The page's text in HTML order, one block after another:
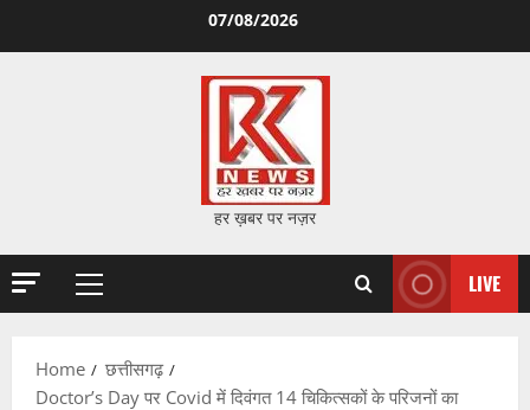
07/08/2026
हर ख़बर पर नज़र
Primary
LIVE
Home
छत्तीसगढ़
Doctor’s Day पर Covid में दिवंगत 14 चिकित्सकों के परिजनों का